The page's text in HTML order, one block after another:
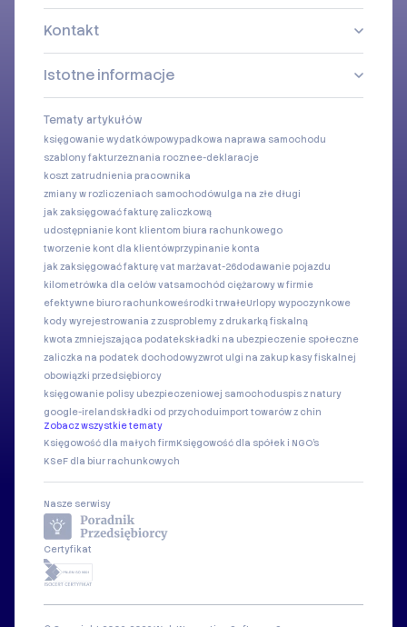
Kontakt
Istotne informacje
Tematy artykułów
księgowanie wydatkówpowypadkowa naprawa samochodu
szablony fakturzeznania rocznee-deklaracje
koszt zatrudnienia pracownika
zmiany w rozliczeniach samochodówulga na złe długi
jak zaksięgować fakturę zaliczkową
udostępnianie kont klientom biura rachunkowego
tworzenie kont dla klientówprzypinanie konta
jak zaksięgować fakturę vat marżavat-26dodawanie pojazdu
kilometrówka dla celów vatsamochód ciężarowy w firmie
efektywne biuro rachunkoweśrodki trwałeUrlopy wypoczynkowe
kody wyrejestrowania z zusproblemy z drukarką fiskalną
kwota zmniejszająca podatekskładki na ubezpieczenie społeczne
zaliczka na podatek dochodowyzwrot ulgi na zakup kasy fiskalnej
obowiązki przedsiębiorcy
księgowanie polisy ubezpieczeniowej samochoduspis z natury
google-ireland składki od przychoduimport towarów z chin
Zobacz wszystkie tematy
Księgowość dla małych firmKsięgowość dla spółek i NGO's
KSeF dla biur rachunkowych
Nasze serwisy
Certyfikat